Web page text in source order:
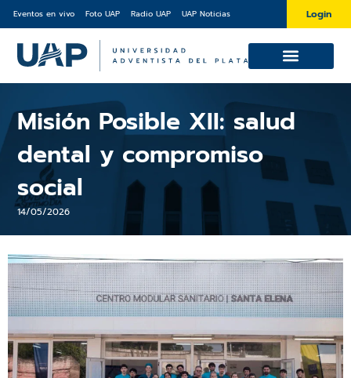
al
contenido
Eventos en vivo Foto UAP Radio UAP UAP Noticias Login
Misión Posible XII: salud
dental y compromiso
social
14/05/2026